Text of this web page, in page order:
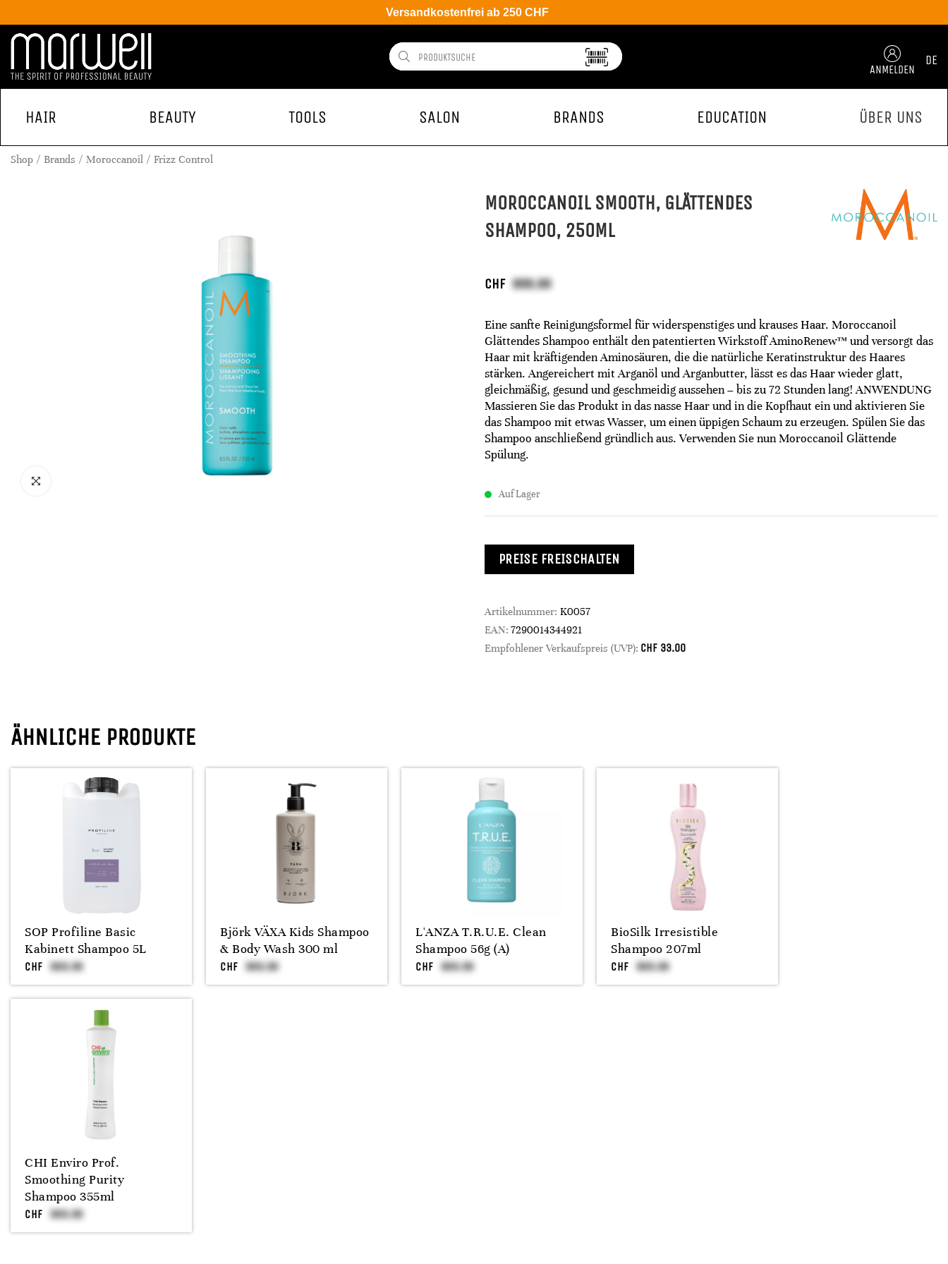
Versandkostenfrei ab 250 CHF
ANMELDEN
DE
HAIR BEAUTY TOOLS SALON BRANDS EDUCATION ÜBER UNS
Shop Brands Moroccanoil Frizz Control
MOROCCANOIL SMOOTH, GLÄTTENDES
SHAMPOO, 250ML
CHF
Eine sanfte Reinigungsformel für widerspenstiges und krauses Haar. Moroccanoil
Glättendes Shampoo enthält den patentierten Wirkstoff AminoRenew™ und versorgt das
Haar mit kräftigenden Aminosäuren, die die natürliche Keratinstruktur des Haares
stärken. Angereichert mit Arganöl und Arganbutter, lässt es das Haar wieder glatt,
gleichmäßig, gesund und geschmeidig aussehen – bis zu 72 Stunden lang! ANWENDUNG
Massieren Sie das Produkt in das nasse Haar und in die Kopfhaut ein und aktivieren Sie
das Shampoo mit etwas Wasser, um einen üppigen Schaum zu erzeugen. Spülen Sie das
Shampoo anschließend gründlich aus. Verwenden Sie nun Moroccanoil Glättende
Spülung.
Auf Lager
PREISE FREISCHALTEN
Artikelnummer: K0057
EAN: 7290014344921
Empfohlener Verkaufspreis (UVP): CHF 33.00
ÄHNLICHE PRODUKTE
SOP Profiline Basic
Kabinett Shampoo 5L
CHF
Björk VÄXA Kids Shampoo
& Body Wash 300 ml
CHF
L'ANZA T.R.U.E. Clean
Shampoo 56g (A)
CHF
BioSilk Irresistible
Shampoo 207ml
CHF
CHI Enviro Prof.
Smoothing Purity
Shampoo 355ml
CHF